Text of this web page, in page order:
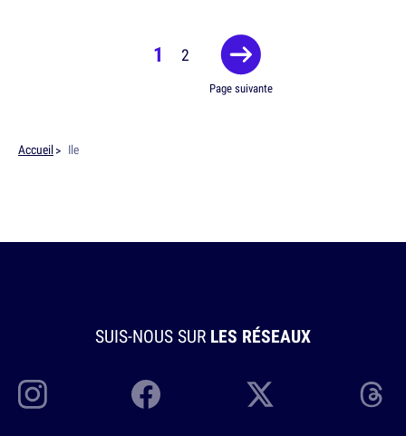
1 2
Page suivante
Accueil Ile
SUIS-NOUS SUR LES RÉSEAUX